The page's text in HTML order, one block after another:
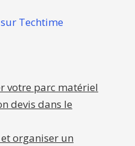
votre parc matériel
devis dans le
organiser un